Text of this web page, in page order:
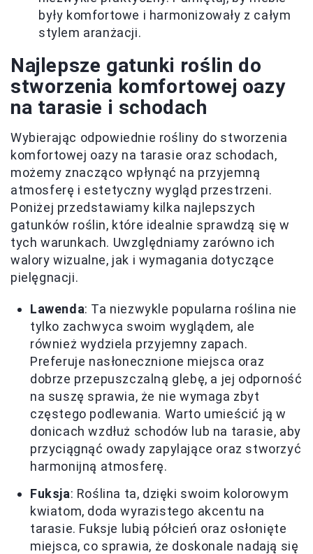
były komfortowe i harmonizowały z całym
stylem aranżacji.
Najlepsze gatunki roślin do
stworzenia komfortowej oazy
na tarasie i schodach
Wybierając odpowiednie rośliny do stworzenia
komfortowej oazy na tarasie oraz schodach,
możemy znacząco wpłynąć na przyjemną
atmosferę i estetyczny wygląd przestrzeni.
Poniżej przedstawiamy kilka najlepszych
gatunków roślin, które idealnie sprawdzą się w
tych warunkach. Uwzględniamy zarówno ich
walory wizualne, jak i wymagania dotyczące
pielęgnacji.
Lawenda: Ta niezwykle popularna roślina nie
tylko zachwyca swoim wyglądem, ale
również wydziela przyjemny zapach.
Preferuje nasłonecznione miejsca oraz
dobrze przepuszczalną glebę, a jej odporność
na suszę sprawia, że nie wymaga zbyt
częstego podlewania. Warto umieścić ją w
donicach wzdłuż schodów lub na tarasie, aby
przyciągnąć owady zapylające oraz stworzyć
harmonijną atmosferę.
Fuksja: Roślina ta, dzięki swoim kolorowym
kwiatom, doda wyrazistego akcentu na
tarasie. Fuksje lubią półcień oraz osłonięte
miejsca, co sprawia, że doskonale nadają się